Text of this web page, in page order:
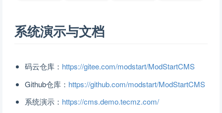
系统演示与文档
码云仓库： https://gitee.com/modstart/ModStartCMS
Github仓库： https://github.com/modstart/ModStartCMS
系统演示： https://cms.demo.tecmz.com/